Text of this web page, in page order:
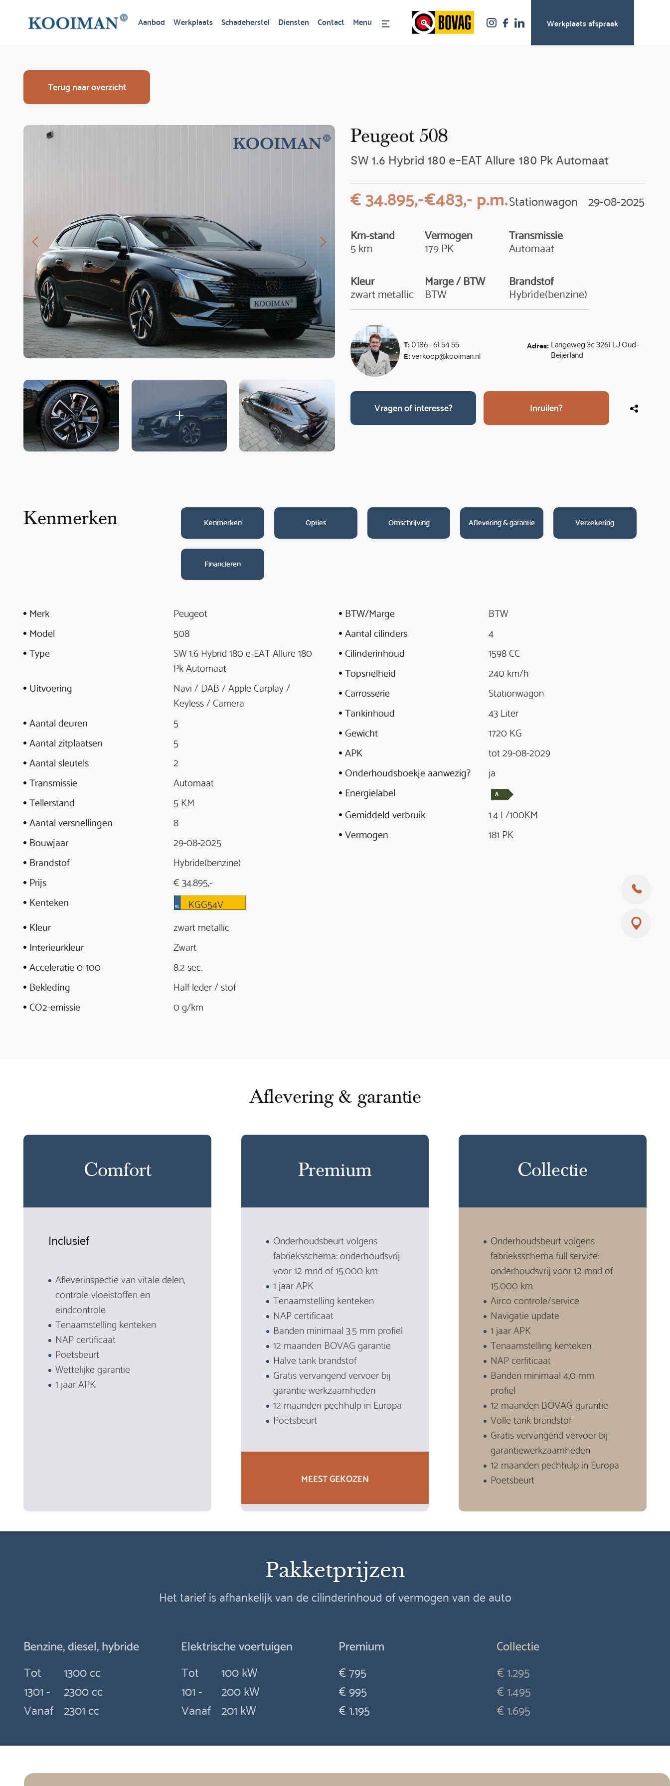
Aanbod Werkplaats Schadeherstel Diensten Contact Menu Werkplaats afspraak
Terug naar overzicht
Peugeot 508
SW 1.6 Hybrid 180 e-EAT Allure 180 Pk Automaat
€ 34.895,-€483,- p.m.Stationwagon 29-08-2025
Km-stand
5 km
Vermogen
179 PK
Transmissie
Automaat
Kleur
zwart metallic
Marge / BTW
BTW
Brandstof
Hybride(benzine)
T: 0186 - 61 54 55
E: verkoop@kooiman.nl
Adres: Langeweg 3c 3261 LJ Oud-
Beijerland
Vragen of interesse? Inruilen?
Kenmerken Opties Omschrijving Aflevering & garantie Verzekering
Financieren
Kenmerken
Merk
Peugeot
Model
508
Type
SW 1.6 Hybrid 180 e-EAT Allure 180
Pk Automaat
Uitvoering
Navi / DAB / Apple Carplay /
Keyless / Camera
Aantal deuren
5
Aantal zitplaatsen
5
Aantal sleutels
2
Transmissie
Automaat
Tellerstand
5 KM
Aantal versnellingen
8
Bouwjaar
29-08-2025
Brandstof
Hybride(benzine)
Prijs
€ 34.895,-
Kenteken
KGG54V
Kleur
zwart metallic
Interieurkleur
Zwart
Acceleratie 0-100
8.2 sec.
Bekleding
Half leder / stof
CO2-emissie
0 g/km
BTW/Marge
BTW
Aantal cilinders
4
Cilinderinhoud
1598 CC
Topsnelheid
240 km/h
Carrosserie
Stationwagon
Tankinhoud
43 Liter
Gewicht
1720 KG
APK
tot 29-08-2029
Onderhoudsboekje aanwezig?
ja
Energielabel
Gemiddeld verbruik
1.4 L/100KM
Vermogen
181 PK
Aflevering & garantie
Comfort
Inclusief
Afleverinspectie van vitale delen,
controle vloeistoffen en
eindcontrole
Tenaamstelling kenteken
NAP certificaat
Poetsbeurt
Wettelijke garantie
1 jaar APK
Premium
Onderhoudsbeurt volgens
fabrieksschema: onderhoudsvrij
voor 12 mnd of 15.000 km
1 jaar APK
Tenaamstelling kenteken
NAP certificaat
Banden minimaal 3.5 mm profiel
12 maanden BOVAG garantie
Halve tank brandstof
Gratis vervangend vervoer bij
garantie werkzaamheden
12 maanden pechhulp in Europa
Poetsbeurt
MEEST GEKOZEN
Collectie
Onderhoudsbeurt volgens
fabrieksschema full service:
onderhoudsvrij voor 12 mnd of
15.000 km
Airco controle/service
Navigatie update
1 jaar APK
Tenaamstelling kenteken
NAP cerfiticaat
Banden minimaal 4,0 mm
profiel
12 maanden BOVAG garantie
Volle tank brandstof
Gratis vervangend vervoer bij
garantiewerkzaamheden
12 maanden pechhulp in Europa
Poetsbeurt
Pakketprijzen
Het tarief is afhankelijk van de cilinderinhoud of vermogen van de auto
Benzine, diesel, hybride
Tot
1300 cc
1301 -
2300 cc
Vanaf 2301 cc
Elektrische voertuigen
Tot
100 kW
101 -
200 kW
Vanaf 201 kW
Premium
€ 795
€ 995
€ 1.195
Collectie
€ 1.295
€ 1.495
€ 1.695